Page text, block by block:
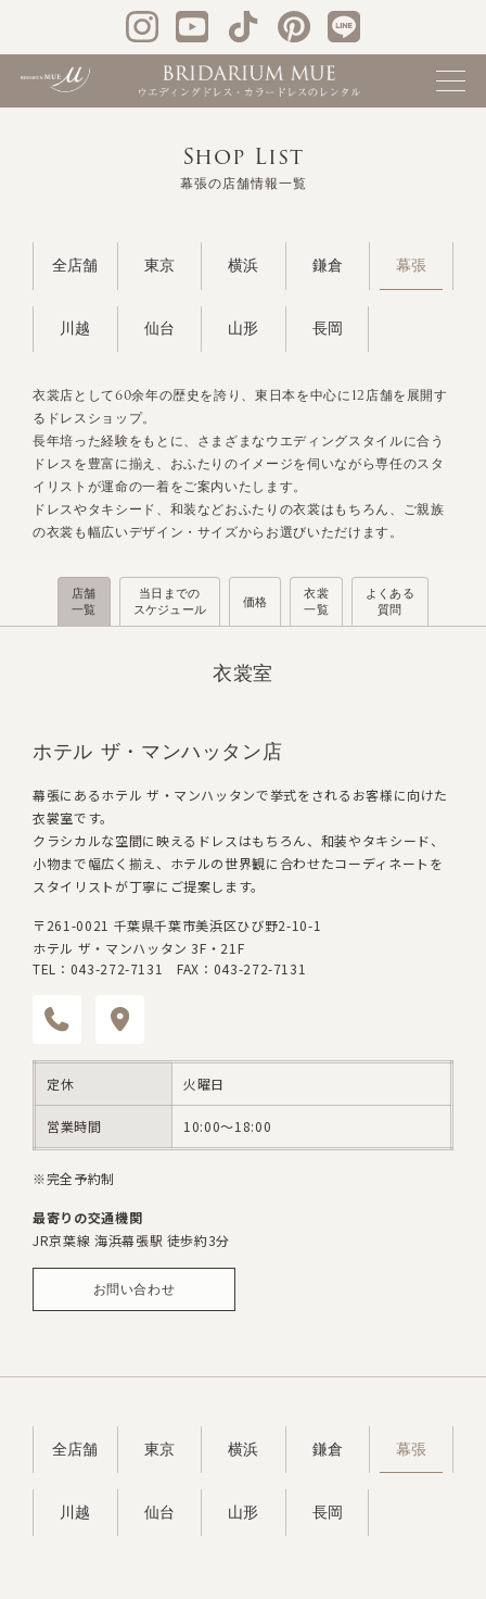
Shop List
幕張の店舗情報一覧
全店舗 東京 横浜 鎌倉 幕張
川越 仙台 山形 長岡
衣裳店として60余年の歴史を誇り、東日本を中心に12店舗を展開す
るドレスショップ。
長年培った経験をもとに、さまざまなウエディングスタイルに合う
ドレスを豊富に揃え、おふたりのイメージを伺いながら専任のスタ
イリストが運命の一着をご案内いたします。
ドレスやタキシード、和装などおふたりの衣裳はもちろん、ご親族
の衣裳も幅広いデザイン・サイズからお選びいただけます。
店舗
一覧
当日までの
スケジュール
価格
衣裳
一覧
よくある
質問
衣裳室
ホテル ザ・マンハッタン店
幕張にあるホテル ザ・マンハッタンで挙式をされるお客様に向けた
衣裳室です。
クラシカルな空間に映えるドレスはもちろん、和装やタキシード、
小物まで幅広く揃え、ホテルの世界観に合わせたコーディネートを
スタイリストが丁寧にご提案します。
〒261-0021 千葉県千葉市美浜区ひび野2-10-1
ホテル ザ・マンハッタン 3F・21F
TEL：043-272-7131 FAX：043-272-7131
定休 火曜日
営業時間 10:00～18:00
※完全予約制
最寄りの交通機関
JR京葉線 海浜幕張駅 徒歩約3分
お問い合わせ
全店舗 東京 横浜 鎌倉 幕張
川越 仙台 山形 長岡